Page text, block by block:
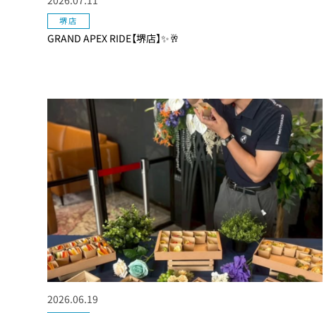
GRAND APEX RIDE【堺店】✨🥂
堺店
2026.06.19